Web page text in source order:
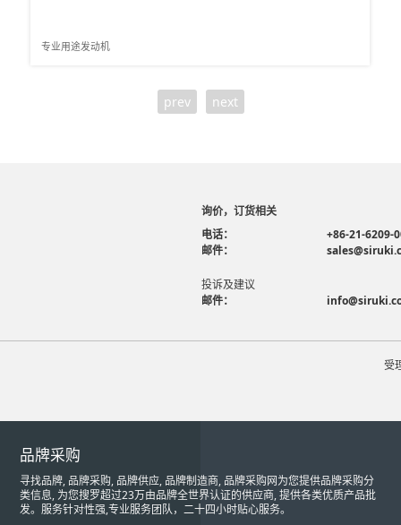
专业用途发动机
prev next
询价，订货相关
电话：
+86-21-6209-
邮件：
投诉及建议
邮件：
受
品牌采购
寻找品牌, 品牌采购, 品牌供应, 品牌制造商, 品牌采购网为您提供品牌采购分
类信息, 为您搜罗超过23万由品牌全世界认证的供应商, 提供各类优质产品批
发。服务针对性强,专业服务团队，二十四小时贴心服务。